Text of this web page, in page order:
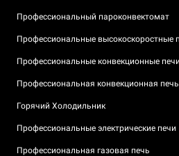
Профессиональный пароконвектомат
Профессиональные высокоскоростные
Профессиональные конвекционные
Профессиональная конвекционная печь
Горячий Холодильник
Профессиональные электрические печи
Профессиональная газовая печь